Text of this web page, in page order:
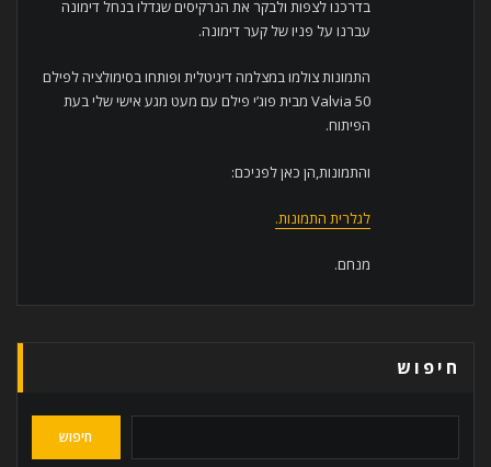
בדרכנו לצפות ולבקר את הנרקיסים שגדלו בנחל דימונה
עברנו על פניו של קער דימונה.
התמונות צולמו במצלמה דיגיטלית ופותחו בסימולציה לפילם
Valvia 50 מבית פוג’י פילם עם מעט מגע אישי שלי בעת
הפיתוח.
והתמונות,הן כאן לפניכם:
לגלרית התמונות.
מנחם.
חיפוש
חיפוש